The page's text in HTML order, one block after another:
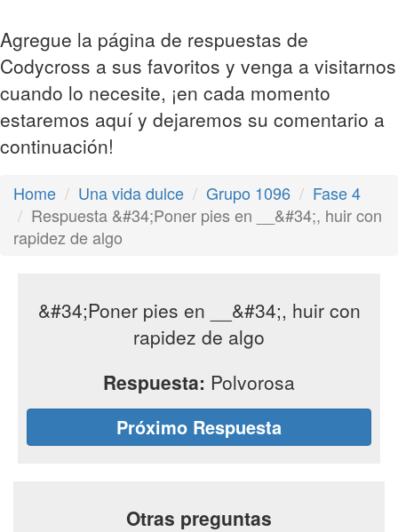
Agregue la página de respuestas de
Codycross a sus favoritos y venga a visitarnos
cuando lo necesite, ¡en cada momento
estaremos aquí y dejaremos su comentario a
continuación!
Home Una vida dulce Grupo 1096
Fase 4
Respuesta &#34;Poner pies en __&#34;, huir con
rapidez de algo
&#34;Poner pies en __&#34;, huir con
rapidez de algo
Respuesta: Polvorosa
Próximo Respuesta
Otras preguntas